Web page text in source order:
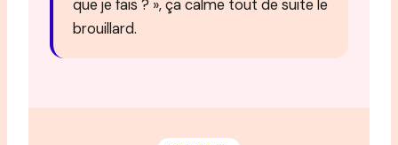
que je fais ? », ça calme tout de suite le
brouillard.